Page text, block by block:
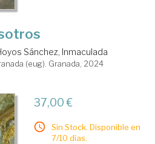
Sánchez, Inmaculada
(eug). Granada, 2024
37,00 €
Sin Stock. Disponible en
7/10 días.